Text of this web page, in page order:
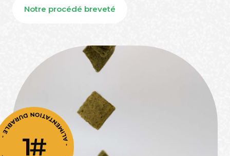
Notre procédé breveté